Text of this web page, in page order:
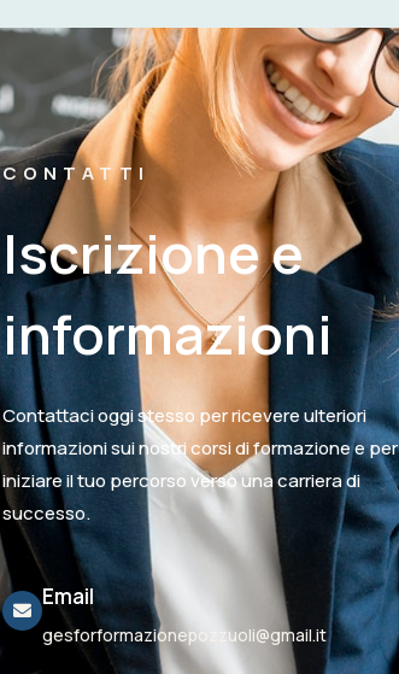
CONTATTI
Iscrizione e
informazioni
Contattaci oggi stesso per ricevere ulteriori
informazioni sui nostri corsi di formazione e per
iniziare il tuo percorso verso una carriera di
successo.
Email
gesforformazionepozzuoli@gmail.it